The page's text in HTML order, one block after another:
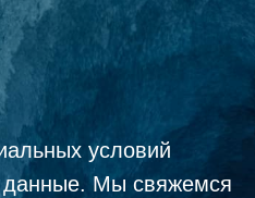
условий
данные. Мы свяжемся